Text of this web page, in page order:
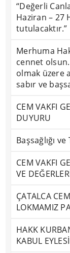
“Değerli
Haziran – 27
tutulacaktır.”
Merhuma
cennet
olmak üzere
sabır ve
CEM VAKFI
DUYURU
Başsağlığı
CEM VAKFI
VE
ÇATALCA
LOKMAMIZ
HAKK
KABUL